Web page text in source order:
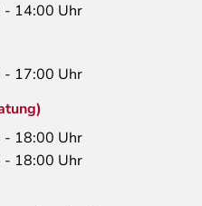
- 14:00 Uhr
- 17:00 Uhr
- 18:00 Uhr
- 18:00 Uhr